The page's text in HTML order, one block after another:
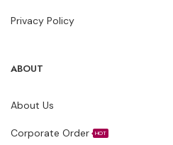
Privacy Policy
ABOUT
About Us
Corporate Order HOT